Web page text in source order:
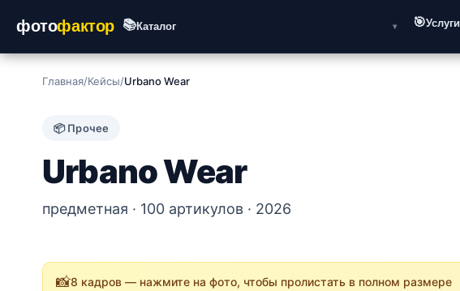
фотофактор 📚Каталог 🎯Услуги
Главная/Кейсы/Urbano Wear
📦 Прочее
Urbano Wear
предметная · 100 артикулов · 2026
📸8 кадров — нажмите на фото, чтобы пролистать в полном размере